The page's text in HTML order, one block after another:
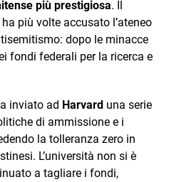
più prestigiosa. Il
più volte accusato l’ateneo
dopo le minacce
fondi federali per la ricerca e
inviato ad Harvard una serie
di ammissione e i
la tolleranza zero in
L’università non si è
a tagliare i fondi,